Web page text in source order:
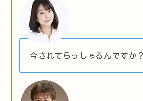
今されてらっしゃるんですか？